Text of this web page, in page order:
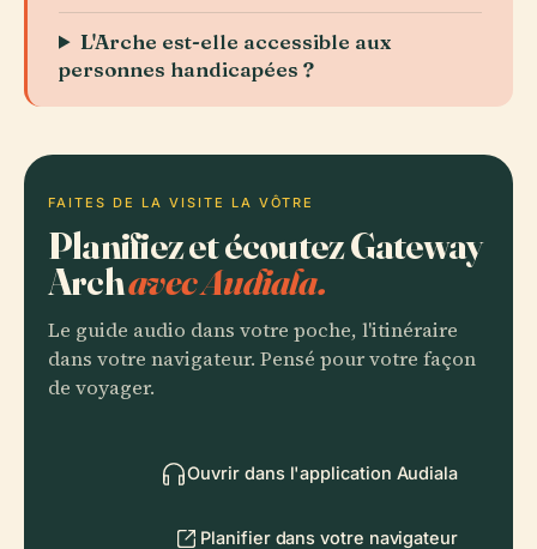
L'Arche est-elle accessible aux
personnes handicapées ?
FAITES DE LA VISITE LA VÔTRE
Planifiez et écoutez Gateway
Archavec Audiala.
Le guide audio dans votre poche, l'itinéraire
dans votre navigateur. Pensé pour votre façon
de voyager.
Ouvrir dans l'application Audiala
Planifier dans votre navigateur